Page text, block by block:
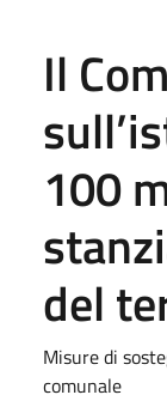
Il
100
del
Misure di
comunale